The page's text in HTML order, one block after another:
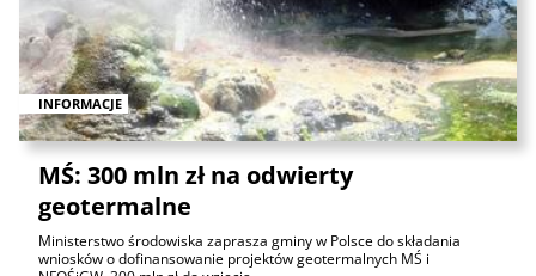
INFORMACJE
MŚ: 300 mln zł na odwierty
geotermalne
Ministerstwo środowiska zaprasza gminy w Polsce do składania
wniosków o dofinansowanie projektów geotermalnych MŚ i